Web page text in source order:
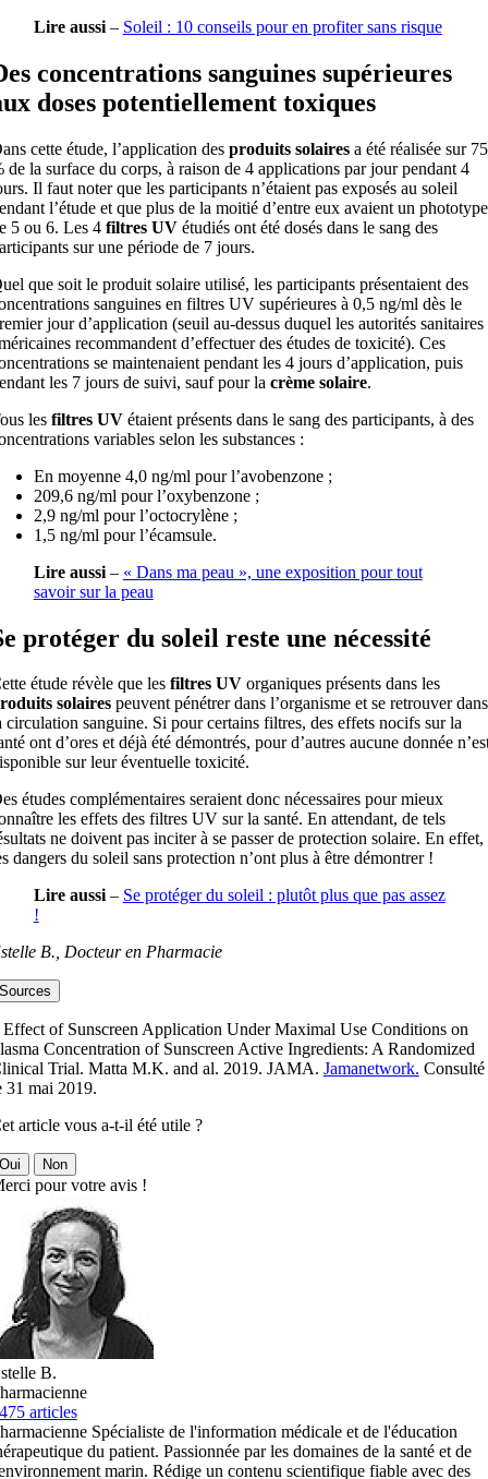
Lire aussi– Soleil : 10 conseils pour en profiter sans risque
concentrations sanguines supérieures
doses potentiellement toxiques
cette étude, l’application des produits solairesa été réalisée sur 75
de la surface du corps, à raison de 4 applications par jour pendant 4
Il faut noter que les participants n’étaient pas exposés au soleil
l’étude et que plus de la moitié d’entre eux avaient un phototype
5 ou 6. Les 4 filtres UVétudiés ont été dosés dans le sang des
sur une période de 7 jours.
que soit le produit solaire utilisé, les participants présentaient des
sanguines en filtres UV supérieures à 0,5 ng/ml dès le
jour d’application (seuil au-dessus duquel les autorités sanitaires
recommandent d’effectuer des études de toxicité). Ces
se maintenaient pendant les 4 jours d’application, puis
les 7 jours de suivi, sauf pour la crème solaire.
les filtres UVétaient présents dans le sang des participants, à des
variables selon les substances :
En moyenne 4,0 ng/ml pour l’avobenzone ;
209,6 ng/ml pour l’oxybenzone ;
2,9 ng/ml pour l’octocrylène ;
1,5 ng/ml pour l’écamsule.
Lire aussi– « Dans ma peau », une exposition pour tout
savoir sur la peau
protéger du soleil reste une nécessité
étude révèle que les filtres UVorganiques présents dans les
solairespeuvent pénétrer dans l’organisme et se retrouver dans
circulation sanguine. Si pour certains filtres, des effets nocifs sur la
ont d’ores et déjà été démontrés, pour d’autres aucune donnée
sur leur éventuelle toxicité.
études complémentaires seraient donc nécessaires pour mieux
les effets des filtres UV sur la santé. En attendant, de tels
ne doivent pas inciter à se passer de protection solaire. En effet,
dangers du soleil sans protection n’ont plus à être démontrer !
Lire aussi– Se protéger du soleil : plutôt plus que pas assez
!
B., Docteur en Pharmacie
Effect of Sunscreen Application Under Maximal Use Conditions on
Concentration of Sunscreen Active Ingredients: A Randomized
Trial. Matta M.K. and al. 2019. JAMA. Jamanetwork. Consulté
31 mai 2019.
article vous a-t-il été utile ?
Non
pour votre avis !
B.
articles
Spécialiste de l'information médicale et de l'éducation
du patient. Passionnée par les domaines de la santé et de
marin. Rédige un contenu scientifique fiable avec des